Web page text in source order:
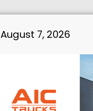
August 7, 2026